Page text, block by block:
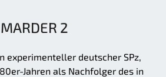
MARDER 2
experimenteller deutscher SPz,
Jahren als Nachfolger des in